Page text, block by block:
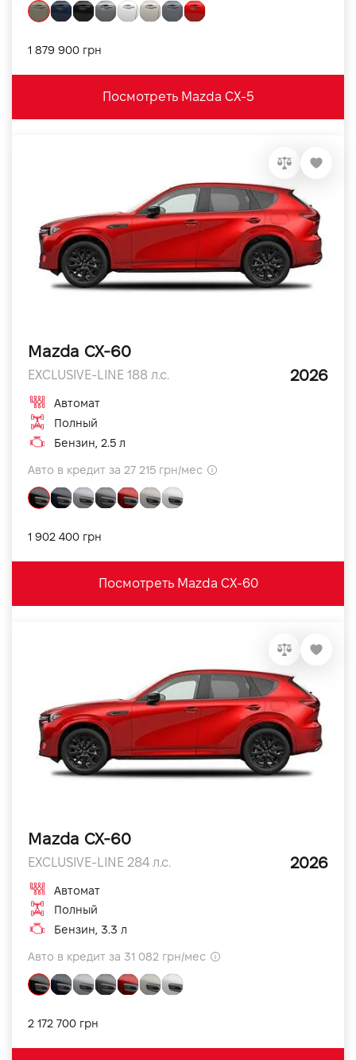
1 879 900 грн
Посмотреть Mazda CX-5
Mazda CX-60
EXCLUSIVE-LINE 188 л.с. 2026
Автомат
Полный
Бензин, 2.5 л
Авто в кредит за 27 215 грн/мес
1 902 400 грн
Посмотреть Mazda CX-60
Mazda CX-60
EXCLUSIVE-LINE 284 л.с. 2026
Автомат
Полный
Бензин, 3.3 л
Авто в кредит за 31 082 грн/мес
2 172 700 грн